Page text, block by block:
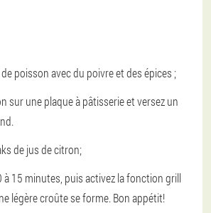
poisson avec du poivre et des épices ;
sur une plaque à pâtisserie et versez un
de jus de citron;
à 15 minutes, puis activez la fonction grill
légère croûte se forme. Bon appétit!